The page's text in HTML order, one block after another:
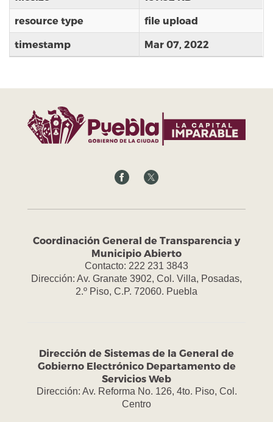
resource type file upload
timestamp Mar 07, 2022
Coordinación General de Transparencia y
Municipio Abierto
Contacto: 222 231 3843
Dirección: Av. Granate 3902, Col. Villa, Posadas,
2.º Piso, C.P. 72060. Puebla
Dirección de Sistemas de la General de
Gobierno Electrónico Departamento de
Servicios Web
Dirección: Av. Reforma No. 126, 4to. Piso, Col.
Centro